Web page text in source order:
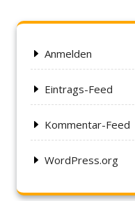
Anmelden
Eintrags-Feed
Kommentar-Feed
WordPress.org